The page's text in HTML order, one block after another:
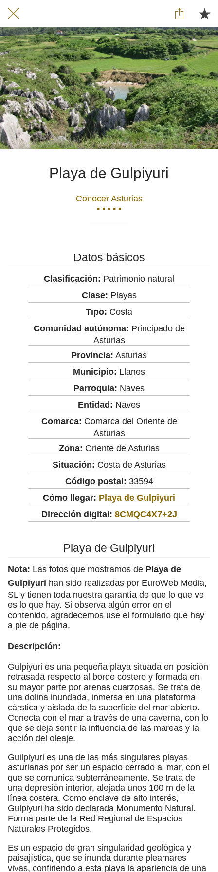
Playa de Gulpiyuri
Conocer Asturias
• • • • •
Datos básicos
Clasificación: Patrimonio natural
Clase: Playas
Tipo: Costa
Comunidad autónoma: Principado de
Asturias
Provincia: Asturias
Municipio: Llanes
Parroquia: Naves
Entidad: Naves
Comarca: Comarca del Oriente de
Asturias
Zona: Oriente de Asturias
Situación: Costa de Asturias
Código postal: 33594
Cómo llegar: Playa de Gulpiyuri
Dirección digital: 8CMQC4X7+2J
Playa de Gulpiyuri
Nota: Las fotos que mostramos de Playa de
Gulpiyuri han sido realizadas por EuroWeb Media,
SL y tienen toda nuestra garantía de que lo que ve
es lo que hay. Si observa algún error en el
contenido, agradecemos use el formulario que hay
a pie de página.
Descripción:
Gulpiyuri es una pequeña playa situada en posición
retrasada respecto al borde costero y formada en
su mayor parte por arenas cuarzosas. Se trata de
una dolina inundada, inmersa en una plataforma
cárstica y aislada de la superficie del mar abierto.
Conecta con el mar a través de una caverna, con lo
que se deja sentir la influencia de las mareas y la
acción del oleaje.
Guilpiyuri es una de las más singulares playas
asturianas por ser un espacio cerrado al mar, con el
que se comunica subterráneamente. Se trata de
una depresión interior, alejada unos 100 m de la
línea costera. Como enclave de alto interés,
Gulpiyuri ha sido declarada Monumento Natural.
Forma parte de la Red Regional de Espacios
Naturales Protegidos.
Es un espacio de gran singularidad geológica y
paisajística, que se inunda durante pleamares
vivas, confiriendo a esta playa la apariencia de una